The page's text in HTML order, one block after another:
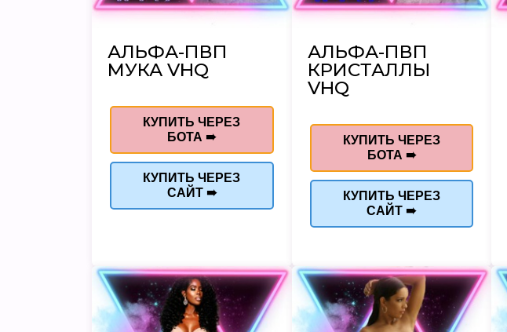
АЛЬФА-ПВП
МУКА VHQ
КУПИТЬ ЧЕРЕЗ
БОТА ➠
КУПИТЬ ЧЕРЕЗ
САЙТ ➠
АЛЬФА-ПВП
КРИСТАЛЛЫ
VHQ
КУПИТЬ ЧЕРЕЗ
БОТА ➠
КУПИТЬ ЧЕРЕЗ
САЙТ ➠